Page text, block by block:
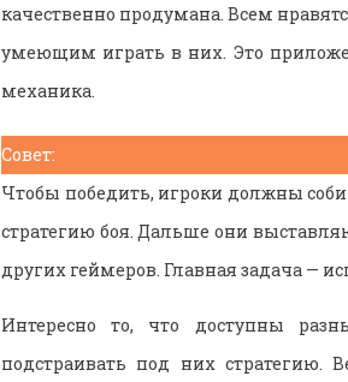
качественно продумана. Всем
умеющим играть в них. Это
механика.
Совет:
Чтобы победить, игроки должны
стратегию боя. Дальше они
других геймеров. Главная задача —
Интересно то, что доступны
подстраивать под них стратегию.